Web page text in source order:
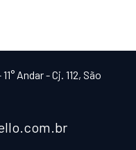
Andar - Cj. 112, São